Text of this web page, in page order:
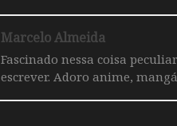
Marcelo Almeida
Fascinado nessa coisa
escrever. Adoro anime,